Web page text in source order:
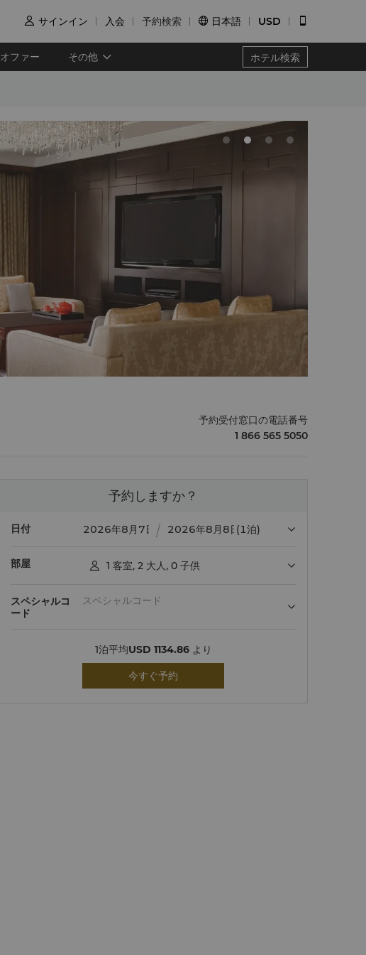
 サインイン 入会 予約検索  日本語 USD
オファー その他 ホテル検索
予約受付窓口の電話番号
1 866 565 5050
予約しますか？
日付 (1泊)
部屋  1 客室, 2 大人 , 0 子供
スペシャルコ
ード
1泊平均USD 1134.86より
今すぐ予約